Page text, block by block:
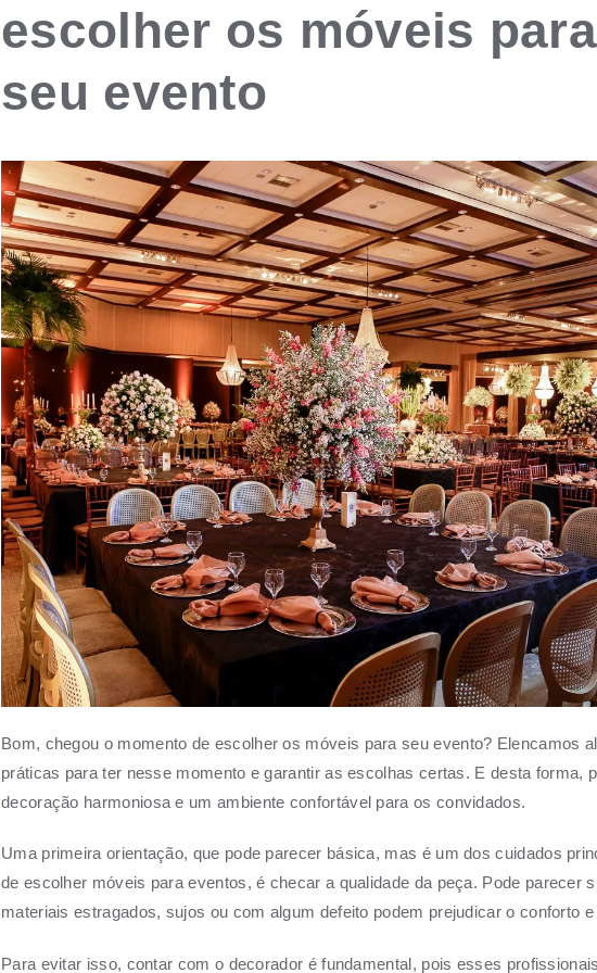
escolher os móveis
seu evento
Bom, chegou o momento de escolher os móveis para seu evento? Elencamos
práticas para ter nesse momento e garantir as escolhas certas. E desta forma,
decoração harmoniosa e um ambiente confortável para os convidados.
Uma primeira orientação, que pode parecer básica, mas é um dos cuidados
de escolher móveis para eventos, é checar a qualidade da peça. Pode parecer
materiais estragados, sujos ou com algum defeito podem prejudicar o conforto
Para evitar isso, contar com o decorador é fundamental, pois esses